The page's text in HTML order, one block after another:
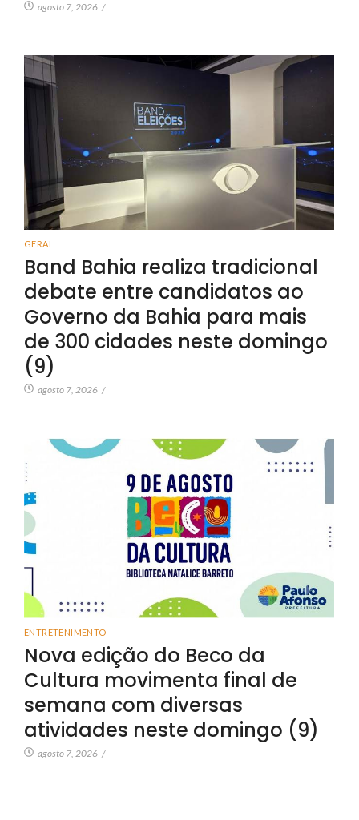
agosto 7, 2026 /
GERAL
Band Bahia realiza tradicional
debate entre candidatos ao
Governo da Bahia para mais
de 300 cidades neste domingo
(9)
agosto 7, 2026 /
ENTRETENIMENTO
Nova edição do Beco da
Cultura movimenta final de
semana com diversas
atividades neste domingo (9)
agosto 7, 2026 /